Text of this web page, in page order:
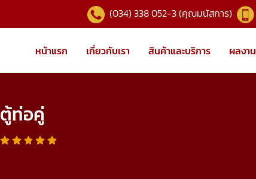
(034) 338 052-3 (คุณมนัสการ)
หน้าแรก เกี่ยวกับเรา สินค้าและบริการ ผลงาน
ตู้ท่อคู่